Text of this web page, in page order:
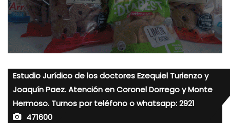
Estudio Jurídico de los doctores Ezequiel Turienzo y
Joaquín Paez. Atención en Coronel Dorrego y Monte
Hermoso. Turnos por teléfono o whatsapp: 2921
471600